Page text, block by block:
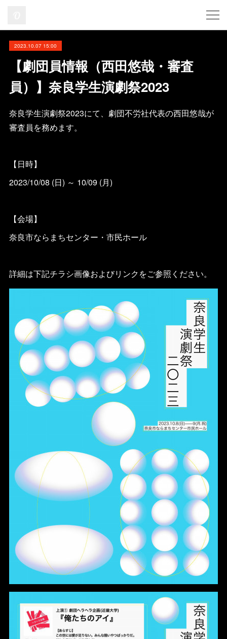
2023.10.07 15:00
【劇団員情報（西田悠哉・審査
員）】奈良学生演劇祭2023
奈良学生演劇祭2023にて、劇団不労社代表の西田悠哉が
審査員を務めます。
【日時】
2023/10/08 (日) ～ 10/09 (月)
【会場】
奈良市ならまちセンター・市民ホール
詳細は下記チラシ画像およびリンクをご参照ください。